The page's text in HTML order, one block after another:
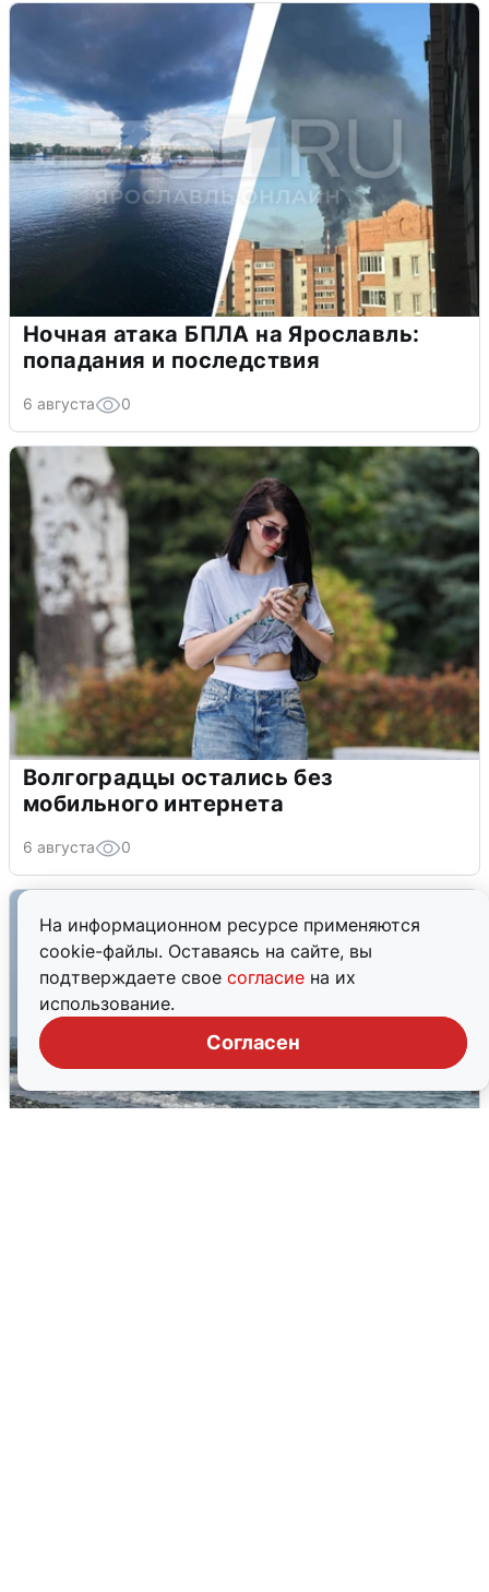
На информационном ресурсе применяются
cookie-файлы. Оставаясь на сайте, вы
подтверждаете свое согласие на их
использование.
Согласен
Ночная атака БПЛА на Ярославль:
попадания и последствия
6 августа 0
Волгоградцы остались без
мобильного интернета
6 августа 0